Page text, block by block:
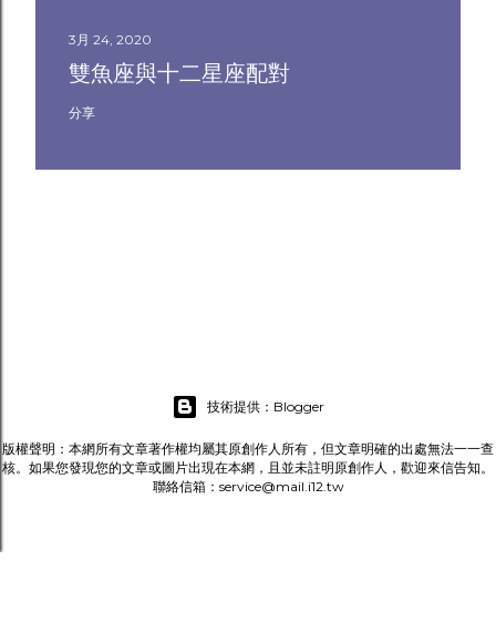
3月 24, 2020
雙魚座與十二星座配對
分享
技術提供：Blogger
版權聲明：本網所有文章著作權均屬其原創作人所有，但文章明確的出處無法一一查
核。如果您發現您的文章或圖片出現在本網，且並未註明原創作人，歡迎來信告知。
聯絡信箱：service@mail.i12.tw